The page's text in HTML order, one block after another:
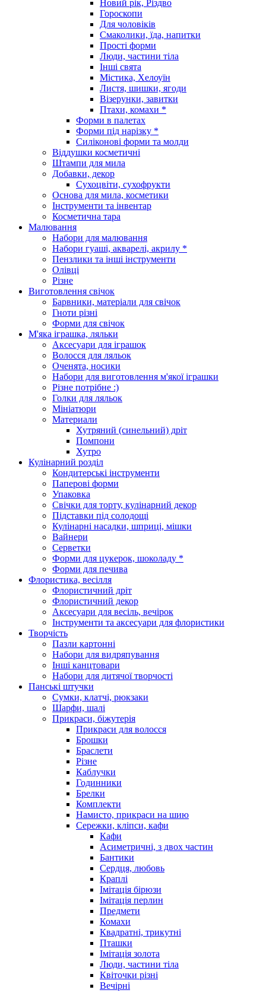
Новий рік, Різдво
Гороскопи
Для чоловіків
Смаколики, їда, напитки
Прості форми
Люди, частини тіла
Інші свята
Містика, Хелоуїн
Листя, шишки, ягоди
Візерунки, завитки
Птахи, комахи *
Форми в палетах
Форми під нарізку *
Силіконові форми та молди
Віддушки косметичні
Штампи для мила
Добавки, декор
Сухоцвіти, сухофрукти
Основа для мила, косметики
Інструменти та інвентар
Косметична тара
Малювання
Набори для малювання
Набори гуаші, акварелі, акрилу *
Пензлики та інші інструменти
Олівці
Різне
Виготовлення свічок
Барвники, матеріали для свічок
Гноти різні
Форми для свічок
М'яка іграшка, ляльки
Аксесуари для іграшок
Волосся для ляльок
Оченята, носики
Набори для виготовлення м'якої іграшки
Різне потрібне :)
Голки для ляльок
Мініатюри
Материали
Хутряний (синельний) дріт
Помпони
Хутро
Кулінарний розділ
Кондитерські інструменти
Паперові форми
Упаковка
Свічки для торту, кулінарний декор
Підставки під солодощі
Кулінарні насадки, шприці, мішки
Вайнери
Серветки
Форми для цукерок, шоколаду *
Форми для печива
Флористика, весілля
Флористичний дріт
Флористичний декор
Аксесуари для весіль, вечірок
Інструменти та аксесуари для флористики
Творчість
Пазли картонні
Набори для видряпування
Інші канцтовари
Набори для дитячої творчості
Панські штучки
Сумки, клатчі, рюкзаки
Шарфи, шалі
Прикраси, біжутерія
Прикраси для волосся
Брошки
Браслети
Різне
Каблучки
Годинники
Брелки
Комплекти
Намисто, прикраси на шию
Сережки, кліпси, кафи
Кафи
Асиметричні, з двох частин
Бантики
Сердця, любовь
Краплі
Імітація бірюзи
Імітація перлин
Предмети
Комахи
Квадратні, трикутні
Пташки
Імітація золота
Люди, частини тіла
Квіточки різні
Вечірні